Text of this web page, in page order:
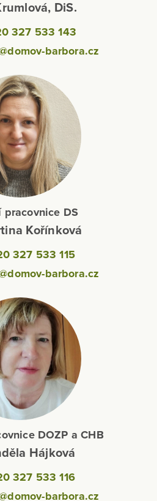
DiS.
327 533 143
barbora.cz
pracovnice DS
Kořínková
327 533 115
barbora.cz
DOZP a CHB
Hájková
327 533 116
barbora.cz